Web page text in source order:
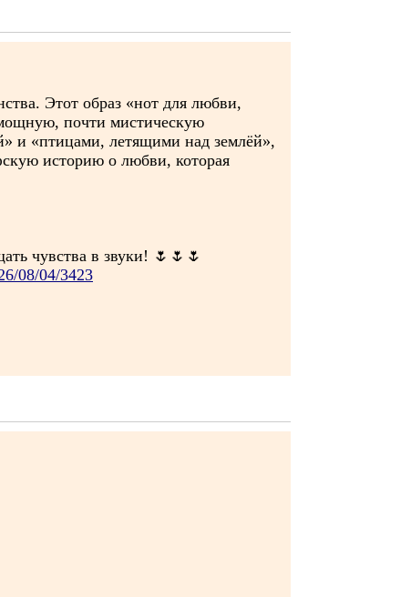
Этот образ «нот для любви,
почти мистическую
и «птицами, летящими над землёй»,
историю о любви, которая
чувства в звуки! 🌷🌷🌷
08/04/3423